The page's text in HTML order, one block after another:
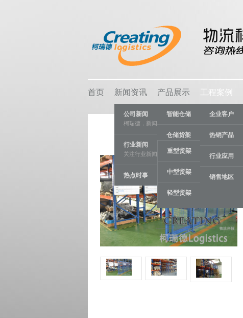
首页 新闻资讯
公司新闻
柯瑞德，新闻资讯
行业新闻
关注行业新闻，推动行业发展。
热点时事
产品展示
智能仓储
仓储货架
重型货架
中型货架
轻型货架
物流容器
车间设备
线棒系统
工程案例
企业客户
热销产品
行业应用
销售地区